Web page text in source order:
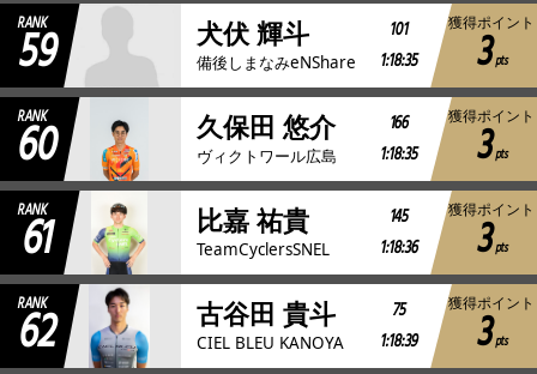
RANK
59 犬伏 輝斗
備後しまなみeNShare
101
1:18:35
獲得ポイント
3pts
RANK
60 久保田 悠介
ヴィクトワール広島
166
1:18:35
獲得ポイント
3pts
RANK
61 比嘉 祐貴
TeamCyclersSNEL
145
1:18:36
獲得ポイント
3pts
RANK
62 古谷田 貴斗
CIEL BLEU KANOYA
75
1:18:39
獲得ポイント
3pts